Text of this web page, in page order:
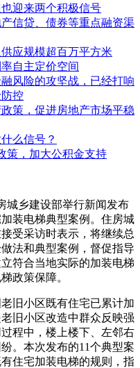
迎来两个积极信号
信贷、债券等重点融资渠
应规模超百万平方米
自主定价空间
风险的攻坚战，已经打响
控
策，促进房地产市场平稳
么信号？
策，加大公积金支持
乡建设部举行新闻发布
装电梯典型案例。住房城
受采访时表示，将继续总
法和典型案例，督促指导
符合当地实际的加装电梯
政策保障。
旧小区既有住宅已累计加
旧小区改造中群众反映强
程中，楼上楼下、左邻右
。本次发布的11个典型案
住宅加装电梯的规则，指